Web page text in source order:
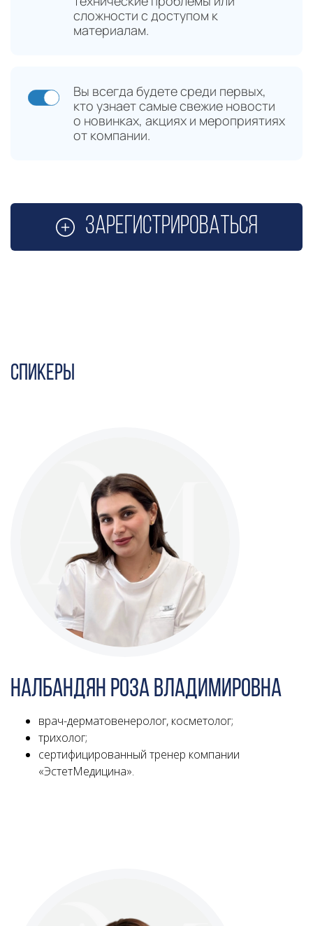
сложности с доступом к
материалам.
Вы всегда будете среди первых,
кто узнает самые свежие новости
о новинках, акциях и мероприятиях
от компании.
Зарегистрироваться
СпикерЫ
Налбандян Роза Владимировна
врач-дерматовенеролог, косметолог;
трихолог;
сертифицированный тренер компании
«ЭстетМедицина».